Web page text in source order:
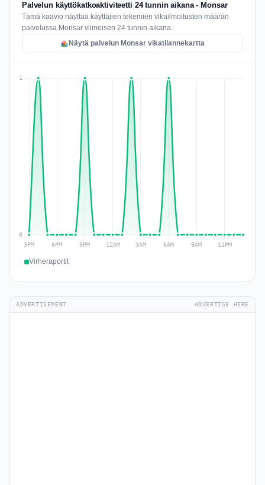
Palvelun käyttökatkoaktiviteetti 24 tunnin aikana - Monsar
Tämä kaavio näyttää käyttäjien tekemien vikailmoitusten määrän
palvelussa Monsar viimeisen 24 tunnin aikana.
Näytä palvelun Monsar vikatilannekartta
Virheraportit
ADVERTISEMENT ADVERTISE HERE